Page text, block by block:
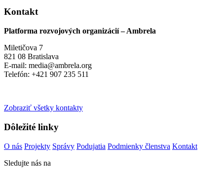
Kontakt
Platforma rozvojových organizácií – Ambrela
Miletičova 7
821 08 Bratislava
E-mail: media@ambrela.org
Telefón: +421 907 235 511
Zobraziť všetky kontakty
Dôležité linky
O nás Projekty Správy Podujatia Podmienky členstva Kontakt
Sledujte nás na